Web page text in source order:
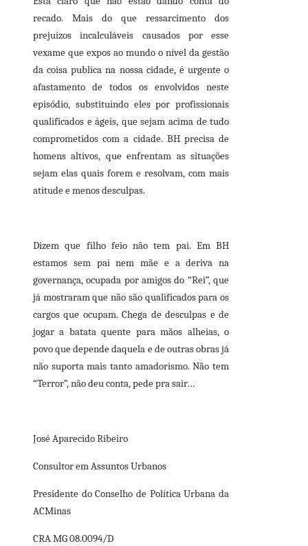
recado. Mais do que ressarcimento dos
prejuízos incalculáveis causados por esse
vexame que expos ao mundo o nível da gestão
da coisa publica na nossa cidade, é urgente o
afastamento de todos os envolvidos neste
episódio, substituindo eles por profissionais
qualificados e ágeis, que sejam acima de tudo
comprometidos com a cidade. BH precisa de
homens altivos, que enfrentam as situações
sejam elas quais forem e resolvam, com mais
atitude e menos desculpas.
Dizem que filho feio não tem pai. Em BH
estamos sem pai nem mãe e a deriva na
governança, ocupada por amigos do “Rei”, que
já mostraram que não são qualificados para os
cargos que ocupam. Chega de desculpas e de
jogar a batata quente para mãos alheias, o
povo que depende daquela e de outras obras já
não suporta mais tanto amadorismo. Não tem
“Terror”, não deu conta, pede pra sair…
José Aparecido Ribeiro
Consultor em Assuntos Urbanos
Presidente do Conselho de Política Urbana da
ACMinas
CRA MG 08.0094/D